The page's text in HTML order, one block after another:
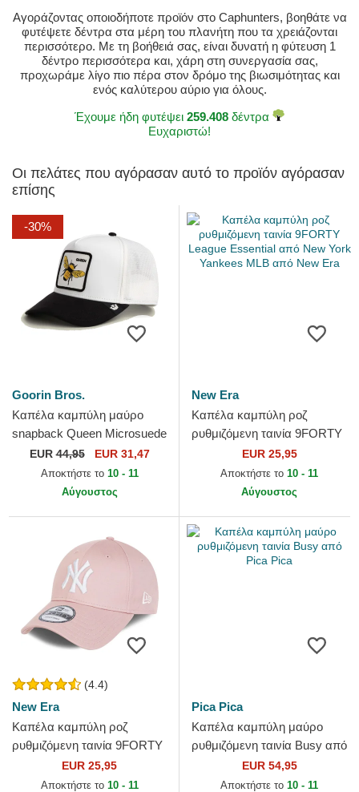
Αγοράζοντας οποιοδήποτε προϊόν στο Caphunters, βοηθάτε να
φυτέψετε δέντρα στα μέρη του πλανήτη που τα χρειάζονται
περισσότερο. Με τη βοήθειά σας, είναι δυνατή η φύτευση 1
δέντρο περισσότερα και, χάρη στη συνεργασία σας,
προχωράμε λίγο πιο πέρα στον δρόμο της βιωσιμότητας και
ενός καλύτερου αύριο για όλους.
Έχουμε ήδη φυτέψει 259.408 δέντρα
Ευχαριστώ!
Οι πελάτες που αγόρασαν αυτό το προϊόν αγόρασαν
επίσης
-30%
Goorin Bros.
Καπέλα καμπύλη μαύρο
snapback Queen Microsuede
Bee The Farm Goorin Bros.
EUR44,95 EUR 31,47
Αποκτήστε το 10 - 11
Αύγουστος
New Era
Καπέλα καμπύλη ροζ
ρυθμιζόμενη ταινία 9FORTY
League Essential από New
York Yankees MLB από New
EUR 25,95
Αποκτήστε το 10 - 11
Αύγουστος
(4.4)
New Era
Καπέλα καμπύλη ροζ
ρυθμιζόμενη ταινία 9FORTY
League Essential από New
York Yankees MLB από New
EUR 25,95
Αποκτήστε το 10 - 11
Pica Pica
Καπέλα καμπύλη μαύρο
ρυθμιζόμενη ταινία Busy από
EUR 54,95
Αποκτήστε το 10 - 11